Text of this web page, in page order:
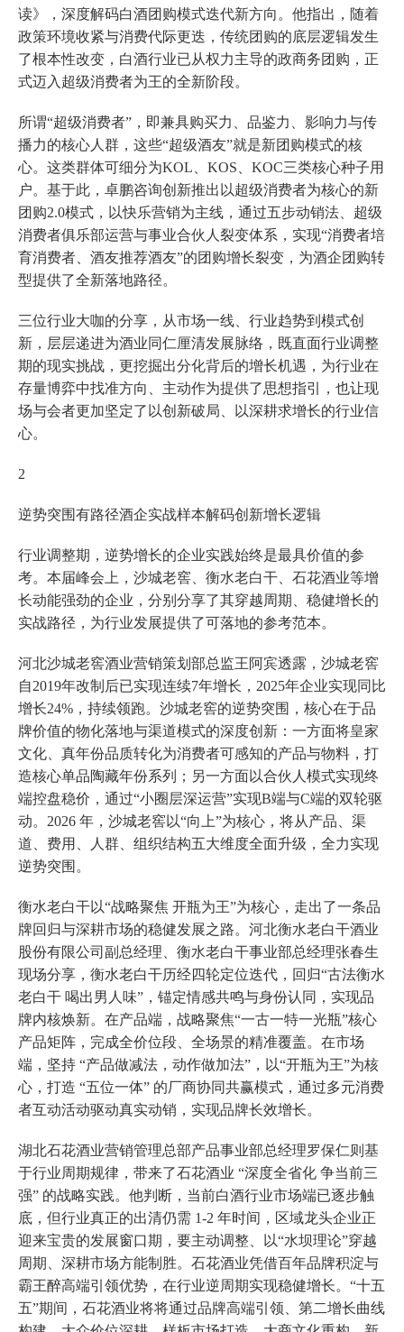
读》，深度解码白酒团购模式迭代新方向。他指出，随着
政策环境收紧与消费代际更迭，传统团购的底层逻辑发生
了根本性改变，白酒行业已从权力主导的政商务团购，正
式迈入超级消费者为王的全新阶段。
所谓“超级消费者”，即兼具购买力、品鉴力、影响力与传
播力的核心人群，这些“超级酒友”就是新团购模式的核
心。这类群体可细分为KOL、KOS、KOC三类核心种子用
户。基于此，卓鹏咨询创新推出以超级消费者为核心的新
团购2.0模式，以快乐营销为主线，通过五步动销法、超级
消费者俱乐部运营与事业合伙人裂变体系，实现“消费者培
育消费者、酒友推荐酒友”的团购增长裂变，为酒企团购转
型提供了全新落地路径。
三位行业大咖的分享，从市场一线、行业趋势到模式创
新，层层递进为酒业同仁厘清发展脉络，既直面行业调整
期的现实挑战，更挖掘出分化背后的增长机遇，为行业在
存量博弈中找准方向、主动作为提供了思想指引，也让现
场与会者更加坚定了以创新破局、以深耕求增长的行业信
心。
2
逆势突围有路径酒企实战样本解码创新增长逻辑
行业调整期，逆势增长的企业实践始终是最具价值的参
考。本届峰会上，沙城老窖、衡水老白干、石花酒业等增
长动能强劲的企业，分别分享了其穿越周期、稳健增长的
实战路径，为行业发展提供了可落地的参考范本。
河北沙城老窖酒业营销策划部总监王阿宾透露，沙城老窖
自2019年改制后已实现连续7年增长，2025年企业实现同比
增长24%，持续领跑。沙城老窖的逆势突围，核心在于品
牌价值的物化落地与渠道模式的深度创新：一方面将皇家
文化、真年份品质转化为消费者可感知的产品与物料，打
造核心单品陶藏年份系列；另一方面以合伙人模式实现终
端控盘稳价，通过“小圈层深运营”实现B端与C端的双轮驱
动。2026 年，沙城老窖以“向上”为核心，将从产品、渠
道、费用、人群、组织结构五大维度全面升级，全力实现
逆势突围。
衡水老白干以“战略聚焦 开瓶为王”为核心，走出了一条品
牌回归与深耕市场的稳健发展之路。河北衡水老白干酒业
股份有限公司副总经理、衡水老白干事业部总经理张春生
现场分享，衡水老白干历经四轮定位迭代，回归“古法衡水
老白干 喝出男人味”，锚定情感共鸣与身份认同，实现品
牌内核焕新。在产品端，战略聚焦“一古一特一光瓶”核心
产品矩阵，完成全价位段、全场景的精准覆盖。在市场
端，坚持 “产品做减法，动作做加法”，以“开瓶为王”为核
心，打造 “五位一体” 的厂商协同共赢模式，通过多元消费
者互动活动驱动真实动销，实现品牌长效增长。
湖北石花酒业营销管理总部产品事业部总经理罗保仁则基
于行业周期规律，带来了石花酒业 “深度全省化 争当前三
强” 的战略实践。他判断，当前白酒行业市场端已逐步触
底，但行业真正的出清仍需 1-2 年时间，区域龙头企业正
迎来宝贵的发展窗口期，要主动调整、以“水坝理论”穿越
周期、深耕市场方能制胜。石花酒业凭借百年品牌积淀与
霸王醉高端引领优势，在行业逆周期实现稳健增长。“十五
五”期间，石花酒业将将通过品牌高端引领、第二增长曲线